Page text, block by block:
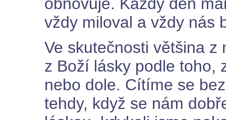
vždy miloval a vždy nás
Ve skutečnosti většina z
z Boží lásky podle toho,
nebo dole. Cítíme se
tehdy, když se nám